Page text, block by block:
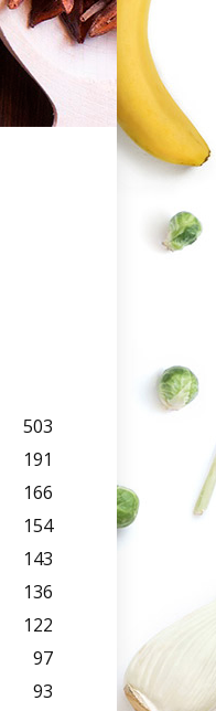
503
191
166
154
143
136
122
97
93